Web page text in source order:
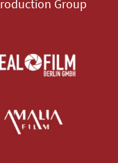
Group